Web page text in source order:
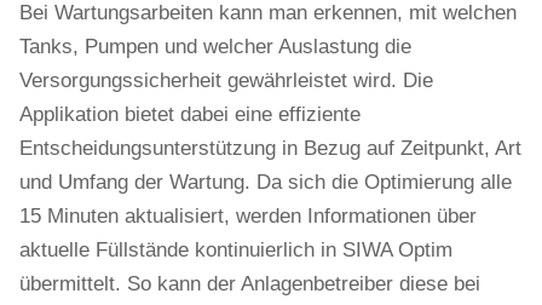
Bei Wartungsarbeiten kann man erkennen, mit welchen
Tanks, Pumpen und welcher Auslastung die
Versorgungssicherheit gewährleistet wird. Die
Applikation bietet dabei eine effiziente
Entscheidungsunterstützung in Bezug auf Zeitpunkt, Art
und Umfang der Wartung. Da sich die Optimierung alle
15 Minuten aktualisiert, werden Informationen über
aktuelle Füllstände kontinuierlich in SIWA Optim
übermittelt. So kann der Anlagenbetreiber diese bei